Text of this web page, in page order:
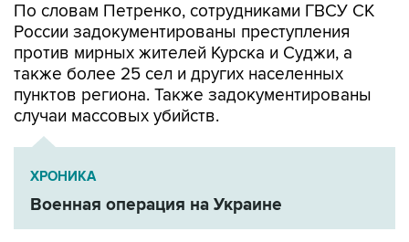
По словам Петренко, сотрудниками ГВСУ СК
России задокументированы преступления
против мирных жителей Курска и Суджи, а
также более 25 сел и других населенных
пунктов региона. Также задокументированы
случаи массовых убийств.
ХРОНИКА
Военная операция на Украине